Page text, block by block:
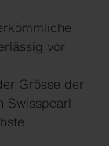
vor
Grösse der
Swisspearl